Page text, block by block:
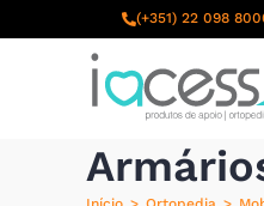
(+351) 22 098